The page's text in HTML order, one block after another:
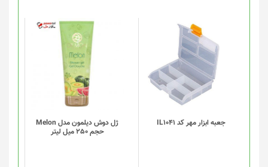
جعبه ابزار مهر کد IL1041
این
محصول
دارای
انواع
مختلفی
می
گزینه
ژل دوش دیلمون مدل Melon
حجم 250 میل لیتر